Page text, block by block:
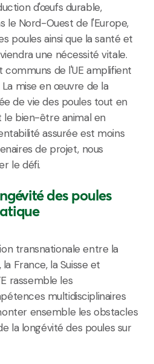
d'œufs durable,
le Nord-Ouest de l'Europe,
poules ainsi que la santé et
une nécessité vitale.
communs de l'UE amplifient
mise en œuvre de la
de vie des poules tout en
le bien-être animal en
assurée est moins
de projet, nous
le défi.
des poules
transnationale entre la
France, la Suisse et
rassemble les
multidisciplinaires
ensemble les obstacles
la longévité des poules sur